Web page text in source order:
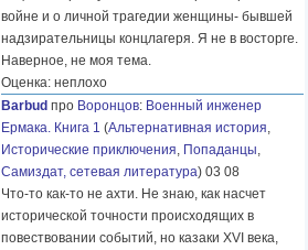
войне и о личной трагедии женщины- бывшей
надзирательницы концлагеря. Я не в восторге.
Наверное, не моя тема.
Оценка: неплохо
Barbud про Воронцов: Военный инженер
Ермака. Книга 1 (Альтернативная история,
Исторические приключения, Попаданцы,
Самиздат, сетевая литература) 03 08
Что-то как-то не ахти. Не знаю, как насчет
исторической точности происходящих в
повествовании событий, но казаки XVI века,